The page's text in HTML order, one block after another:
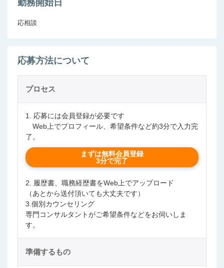
勤務開始日
応相談
応募方法について
プロセス
1. 応募には会員登録が必要です
Web上でプロフィール、希望条件など約3分で入力完
了。
まずは無料会員登録
3分で完了
2. 履歴書、職務経歴書をWeb上でアップロード
（あとから送付頂いても大丈夫です）
3.個別カウンセリング
専門コンサルタントがご希望条件などをお伺いしま
す。
準備するもの